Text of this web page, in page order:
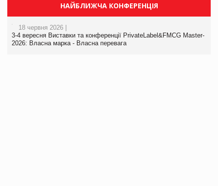
НАЙБЛИЖЧА КОНФЕРЕНЦІЯ
18 червня 2026 |
3-4 вересня Виставки та конференції PrivateLabel&FMCG Master-
2026: Власна марка - Власна перевага